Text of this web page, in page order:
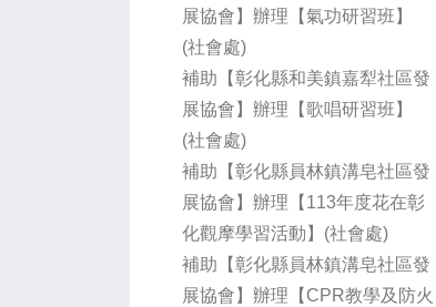
展協會】辦理【氣功研習班】
(社會處)
補助【彰化縣和美鎮嘉犁社區發
展協會】辦理【歌唱研習班】
(社會處)
補助【彰化縣員林鎮溝皂社區發
展協會】辦理【113年度花在彰
化觀摩學習活動】(社會處)
補助【彰化縣員林鎮溝皂社區發
展協會】辦理【CPR教學及防火